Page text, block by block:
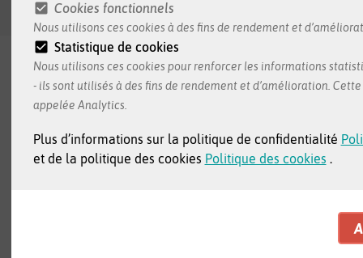
Cookies fonctionnels
Nous utilisons ces cookies à des fins de rendement et
Statistique de cookies
Nous utilisons ces cookies pour renforcer les informations
- ils sont utilisés à des fins de rendement et d’amélioration.
appelée Analytics.
Plus d’informations sur la politique de confidentialité
et de la politique des cookies Politique des cookies .
Retour aux résultats de recherche
L'information dans cette fiche nous est transmise par